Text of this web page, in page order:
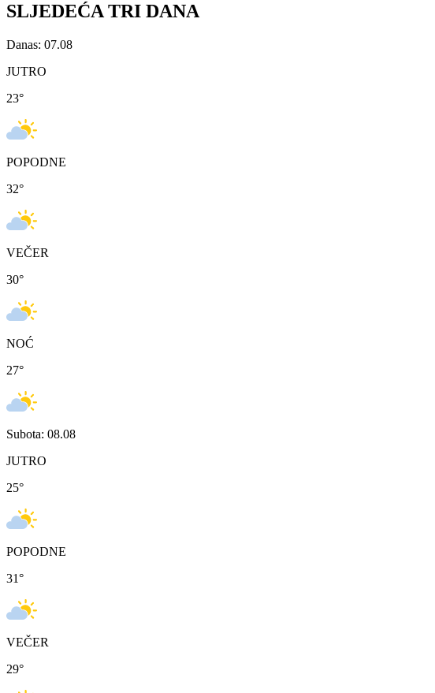
SLJEDEĆA TRI DANA
Danas: 07.08
JUTRO
23°
POPODNE
32°
VEČER
30°
NOĆ
27°
Subota: 08.08
JUTRO
25°
POPODNE
31°
VEČER
29°